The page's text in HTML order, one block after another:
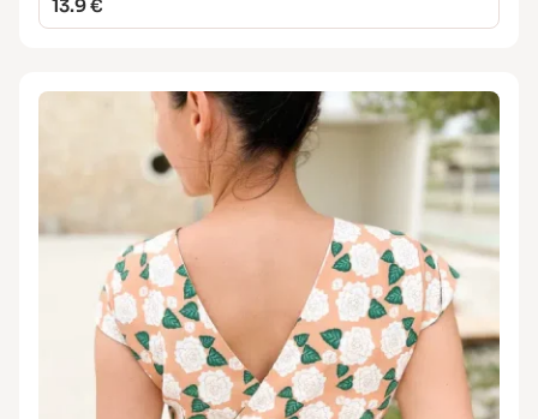
13.9 €